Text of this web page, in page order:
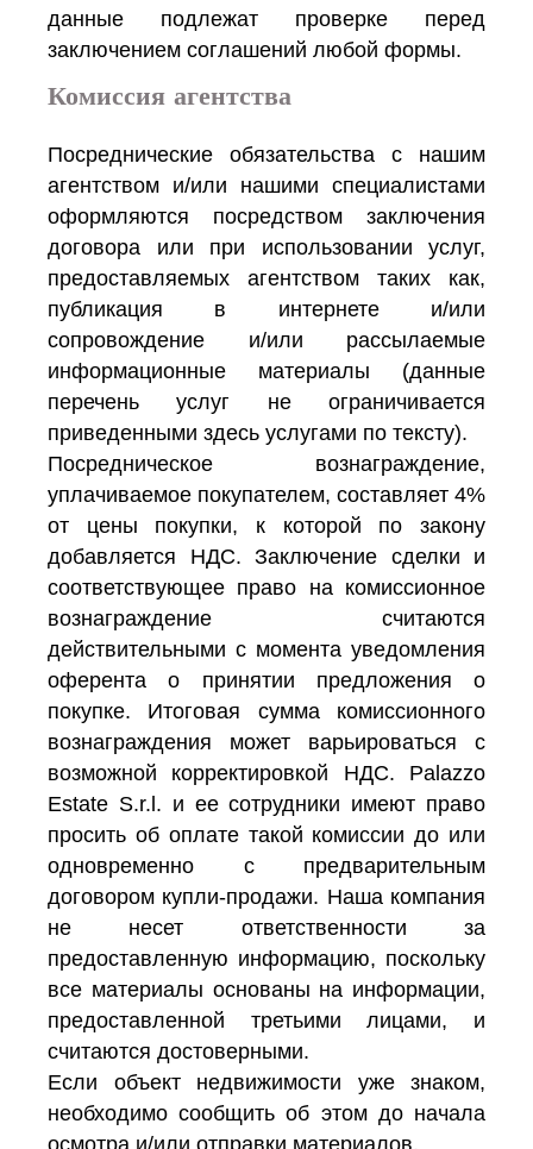
данные подлежат проверке перед
заключением соглашений любой формы.
Комиссия агентства
Посреднические обязательства с нашим
агентством и/или нашими специалистами
оформляются посредством заключения
договора или при использовании услуг,
предоставляемых агентством таких как,
публикация в интернете и/или
сопровождение и/или рассылаемые
информационные материалы (данные
перечень услуг не ограничивается
приведенными здесь услугами по тексту).
Посредническое вознаграждение,
уплачиваемое покупателем, составляет 4%
от цены покупки, к которой по закону
добавляется НДС. Заключение сделки и
соответствующее право на комиссионное
вознаграждение считаются
действительными с момента уведомления
оферента о принятии предложения о
покупке. Итоговая сумма комиссионного
вознаграждения может варьироваться с
возможной корректировкой НДС. Palazzo
Estate S.r.l. и ее сотрудники имеют право
просить об оплате такой комиссии до или
одновременно с предварительным
договором купли-продажи. Наша компания
не несет ответственности за
предоставленную информацию, поскольку
все материалы основаны на информации,
предоставленной третьими лицами, и
считаются достоверными.
Если объект недвижимости уже знаком,
необходимо сообщить об этом до начала
осмотра и/или отправки материалов.